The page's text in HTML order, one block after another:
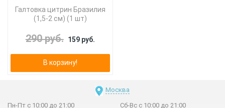
Галтовка цитрин Бразилия
(1,5-2 см) (1 шт)
290 руб. 159 руб.
В корзину!
Москва
Пн-Пт с 10:00 до 21:00 Сб-Вс с 10:00 до 21:00